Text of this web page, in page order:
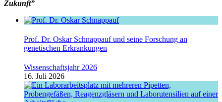
Zukunft”
Prof. Dr. Oskar Schnappauf und seine Forschung an
genetischen Erkrankungen
Wissenschaftsjahr 2026
16. Juli 2026